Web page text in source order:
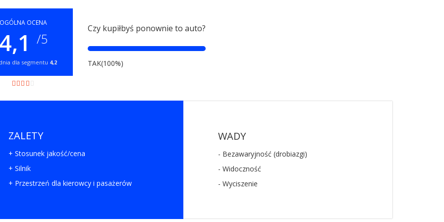
OGÓLNA OCENA
/5
dla segmentu 4,2
Czy kupiłbyś ponownie to auto?
TAK(100%)
ZALETY
+ Stosunek jakość/cena
+ Silnik
+ Przestrzeń dla kierowcy i pasażerów
WADY
- Bezawaryjność (drobiazgi)
- Widoczność
- Wyciszenie